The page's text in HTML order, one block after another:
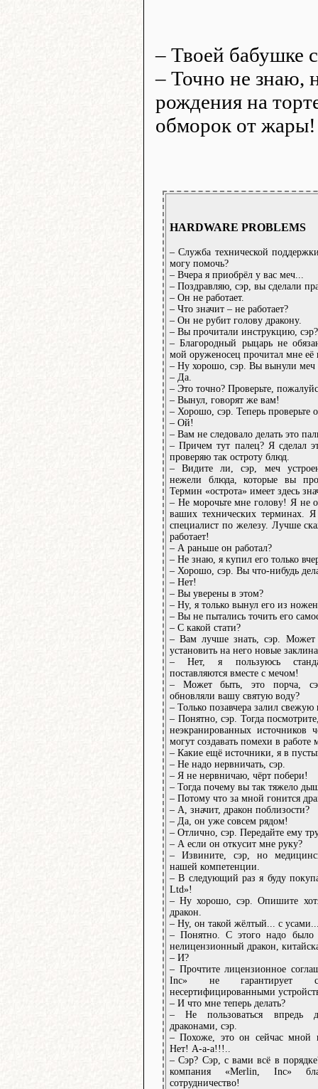
– Твоей бабушке
– Точно не знаю,
рождения на
обморок от жары!
НARDWARE РRОBLEMS
– Служба технической
могу помочь?
– Вчера я приобрёл у вас меч...
– Поздравляю, сэр, вы сделали
– Он не работает.
– Что значит – не работает?
– Он не рубит голову дракону.
– Вы прочитали инструкцию, сэр?
– Благородный рыцарь не
мой оруженосец прочитал мне её
– Ну хорошо, сэр. Вы вынули меч
– Да.
– Это точно? Проверьте,
– Вынул, говорят же вам!
– Хорошо, сэр. Теперь проверьте
– Ой!
– Вам не следовало делать это
– Причем тут палец? Я сделал
проверяю так остроту блюд.
– Видите ли, сэр, меч
нежели блюда, которые вы
Термин «острота» имеет здесь
– Не морочьте мне голову! Я не
ваших технических терминах. Я
специалист по железу. Лучше
работает!
– А раньше он работал?
– Не знаю, я купил его только
– Хорошо, сэр. Вы что-нибудь
– Нет!
– Вы уверены в этом?
– Ну, я только вынул его из
– Вы не пытались точить его
– С какой стати?
– Вам лучше знать, сэр. Может
установить на него новые
– Нет, я пользуюсь
поставляются вместе с мечом!
– Может быть, это порча,
обновляли вашу святую воду?
– Только позавчера залил
– Понятно, сэр. Тогда
неэкранированных источников
могут создавать помехи в работе
– Какие ещё источники, я в
– Не надо нервничать, сэр.
– Я не нервничаю, чёрт побери!
– Тогда почему вы так тяжело
– Потому что за мной гонится
– А, значит, дракон поблизости?
– Да, он уже совсем рядом!
– Отлично, сэр. Передайте ему
– А если он откусит мне руку?
– Извините, сэр, но
нашей компетенции.
– В следующий раз я буду
Ltd»!
– Ну хорошо, сэр. Опишите
дракон.
– Ну, он такой жёлтый... с
– Понятно. С этого надо было
нелицензионный дракон,
– И?
– Прочтите лицензионное
Inc» не гарантирует
несертифицированными
– И что мне теперь делать?
– Не пользоваться впредь
драконами, сэр.
– Похоже, это он сейчас мной
Нет! А-а-а!!!..
– Сэр? Сэр, с вами всё в
компания «Merlin, Inc»
сотрудничество!